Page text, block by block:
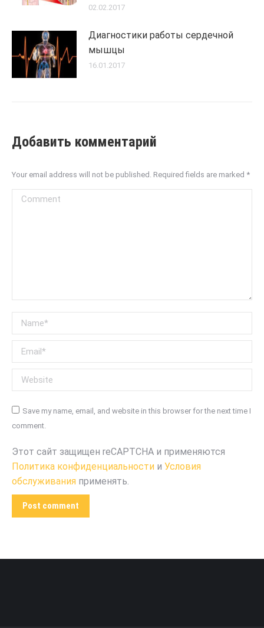
02.02.2017
Диагностики работы сердечной
мышцы
16.01.2017
Добавить комментарий
Your email address will not be published. Required fields are marked *
Comment
Name *
Email *
Website
Save my name, email, and website in this browser for the next time I
comment.
Этот сайт защищен reCAPTCHA и применяются
Политика конфиденциальности и Условия
обслуживания применять.
Post comment